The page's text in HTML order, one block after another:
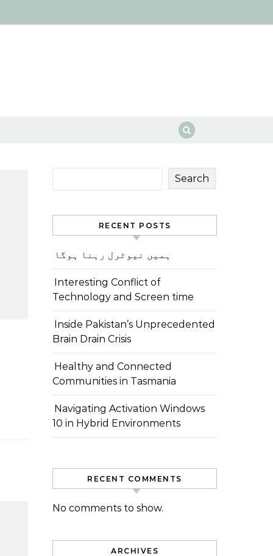
Search
RECENT POSTS
ہمیں نیوٹرل رہنا ہوگا
Interesting Conflict of
Technology and Screen time
Inside Pakistan’s Unprecedented
Brain Drain Crisis
Healthy and Connected
Communities in Tasmania
Navigating Activation Windows
10 in Hybrid Environments
RECENT COMMENTS
No comments to show.
ARCHIVES